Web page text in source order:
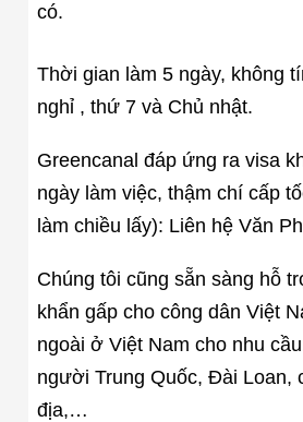
có.
Thời gian làm 5 ngày, không
nghỉ , thứ 7 và Chủ nhật.
Greencanal đáp ứng ra visa
ngày làm việc, thậm chí cấp
làm chiều lấy): Liên hệ Văn
Chúng tôi cũng sẵn sàng hỗ
khẩn gấp cho công dân Việt
ngoài ở Việt Nam cho nhu
người Trung Quốc, Đài Loan,
địa,…